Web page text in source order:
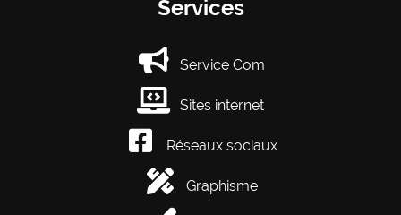
Services
Service Com
Sites internet
Réseaux sociaux
Graphisme